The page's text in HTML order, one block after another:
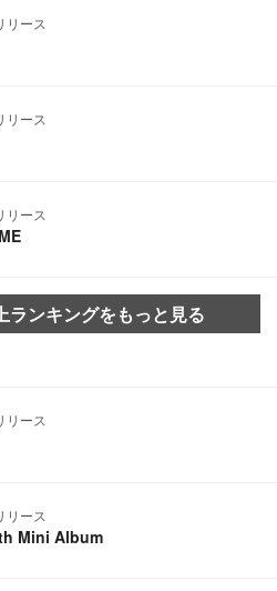
リース
リース
リース
ランキングをもっと見る
リース
リース
Mini Album